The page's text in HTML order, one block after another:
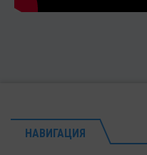
НАВИГАЦИЯ